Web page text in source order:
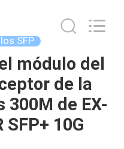
SFP
módulo del
de la
300M de EX-
SFP+ 10G